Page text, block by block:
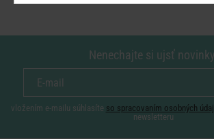
Nenechajte si ujsť
vložením e-mailu súhlasíte so spracovaním osobných
newsletteru